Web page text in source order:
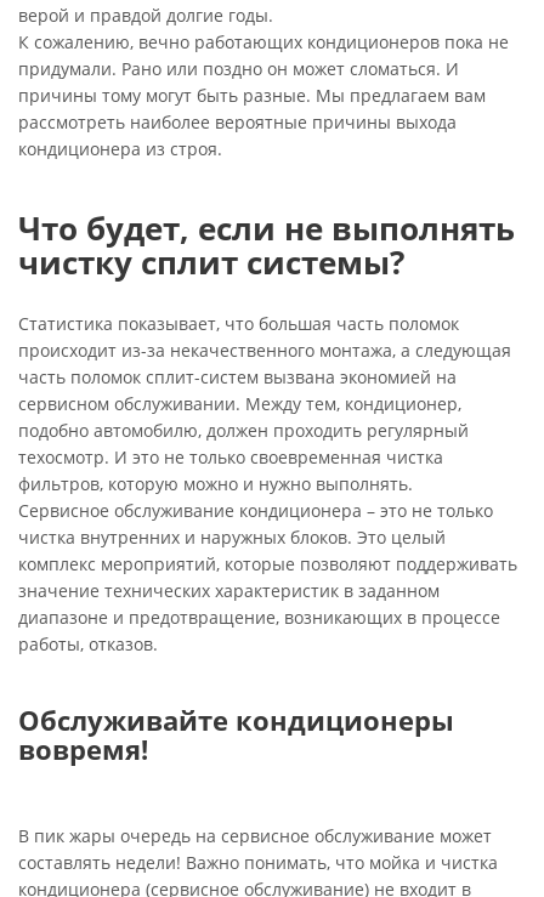
верой и правдой долгие годы.
К сожалению, вечно работающих кондиционеров пока не
придумали. Рано или поздно он может сломаться. И
причины тому могут быть разные. Мы предлагаем вам
рассмотреть наиболее вероятные причины выхода
кондиционера из строя.
Что будет, если не выполнять
чистку сплит системы?
Статистика показывает, что большая часть поломок
происходит из-за некачественного монтажа, а следующая
часть поломок сплит-систем вызвана экономией на
сервисном обслуживании. Между тем, кондиционер,
подобно автомобилю, должен проходить регулярный
техосмотр. И это не только своевременная чистка
фильтров, которую можно и нужно выполнять.
Сервисное обслуживание кондиционера – это не только
чистка внутренних и наружных блоков. Это целый
комплекс мероприятий, которые позволяют поддерживать
значение технических характеристик в заданном
диапазоне и предотвращение, возникающих в процессе
работы, отказов.
Обслуживайте кондиционеры
вовремя!
В пик жары очередь на сервисное обслуживание может
составлять недели! Важно понимать, что мойка и чистка
кондиционера (сервисное обслуживание) не входит в